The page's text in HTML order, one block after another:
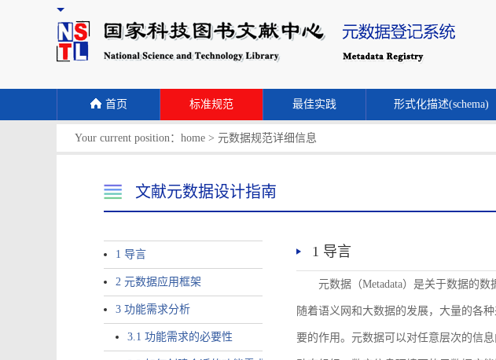
首页 标准规范 最佳实践 形式化描述(schema)
Your current position： home > 元数据规范详细信息
文献元数据设计指南
1 导言
2 元数据应用框架
3 功能需求分析
3.1 功能需求的必要性
1 导言
元数据（Metadata）是关于数据的
随着语义网和大数据的发展，大量的各
要的作用。元数据可以对任意层次的信